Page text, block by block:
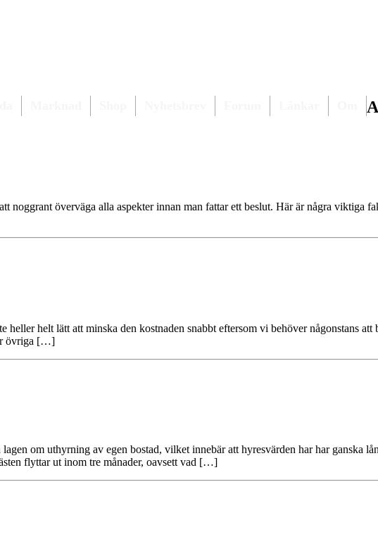
överväga alla aspekter innan man fattar ett beslut. Här är några viktiga
helt lätt att minska den kostnaden snabbt eftersom vi behöver någonstans
övriga […]
om uthyrning av egen bostad, vilket innebär att hyresvärden har har ganska
flyttar ut inom tre månader, oavsett vad […]